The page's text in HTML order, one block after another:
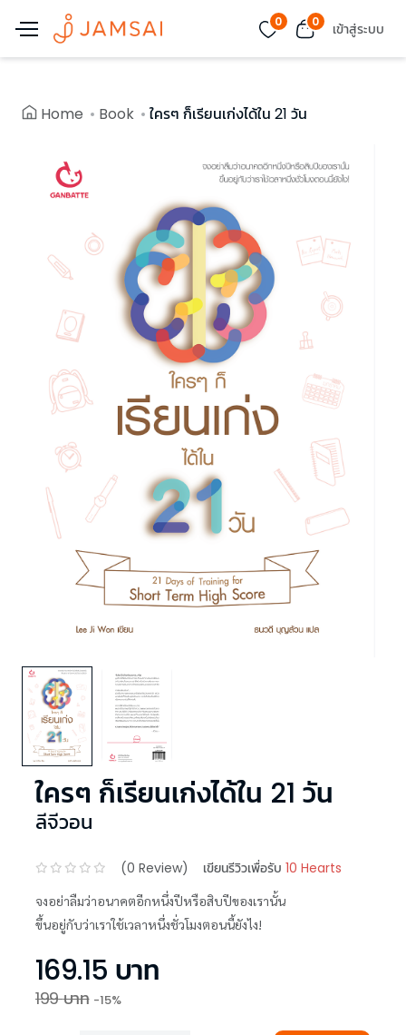
0 0 เข้าสู่ระบบ
Home Book ใครๆ ก็เรียนเก่งได้ใน 21 วัน
ใครๆ ก็เรียนเก่งได้ใน 21 วัน
ลีจีวอน
(0 Review) เขียนรีวิวเพื่อรับ 10 Hearts
จงอย่าลืมว่าอนาคตอีกหนึ่งปีหรือสิบปีของเรานั้น
ขึ้นอยู่กับว่าเราใช้เวลาหนึ่งชั่วโมงตอนนี้ยังไง!
169.15 บาท
199บาท -15%